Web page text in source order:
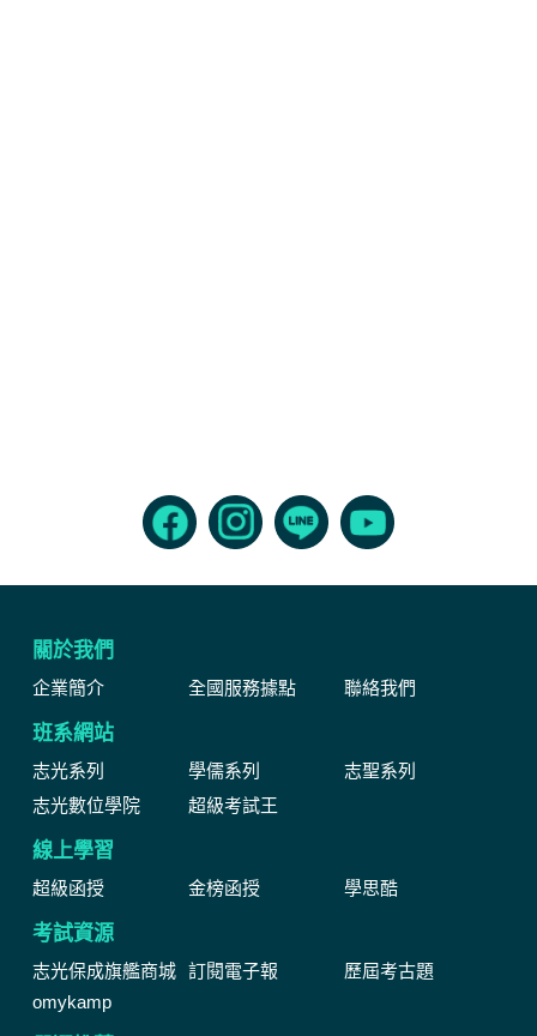
關於我們
企業簡介 全國服務據點 聯絡我們
班系網站
志光系列 學儒系列
志聖系列
志光數位學院
超級考試王
線上學習
超級函授 金榜函授 學思酷
考試資源
志光保成旗艦商城 訂閱電子報
歷屆考古題
omykamp